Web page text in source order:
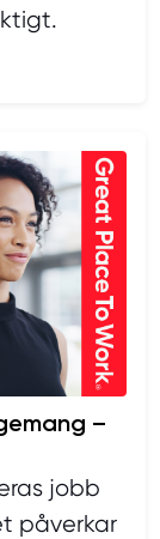
–
jobb
påverkar